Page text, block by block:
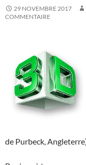
29 NOVEMBRE 2017
COMMENTAIRE
de Purbeck,